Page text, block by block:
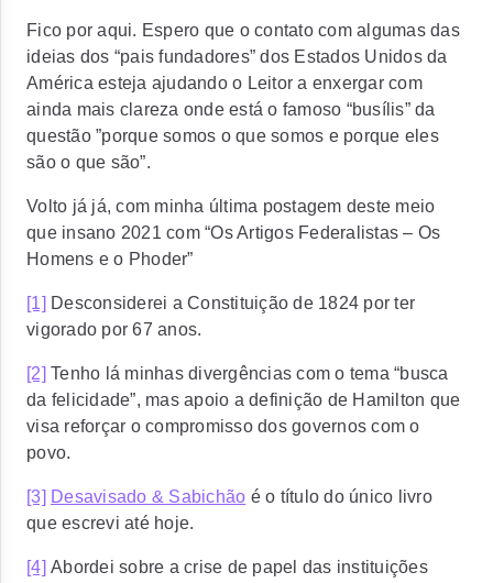
Fico por aqui. Espero que o contato com algumas das
ideias dos “pais fundadores” dos Estados Unidos da
América esteja ajudando o Leitor a enxergar com
ainda mais clareza onde está o famoso “busílis” da
questão ”porque somos o que somos e porque eles
são o que são”.
Volto já já, com minha última postagem deste meio
que insano 2021 com “Os Artigos Federalistas – Os
Homens e o Phoder”
[1] Desconsiderei a Constituição de 1824 por ter
vigorado por 67 anos.
[2] Tenho lá minhas divergências com o tema “busca
da felicidade”, mas apoio a definição de Hamilton que
visa reforçar o compromisso dos governos com o
povo.
[3] Desavisado & Sabichão é o título do único livro
que escrevi até hoje.
[4] Abordei sobre a crise de papel das instituições